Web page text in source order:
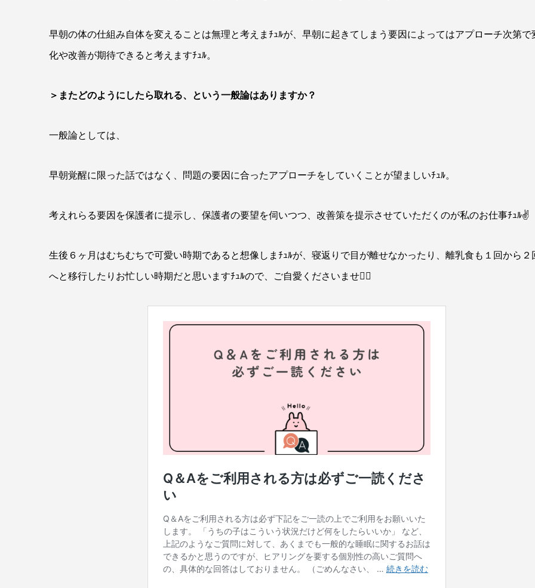
早朝の体の仕組み自体を変えることは無理と考えまﾁｭﾙが、早朝に起きてしまう要因によってはアプローチ次第で
化や改善が期待できると考えますﾁｭﾙ。
＞またどのようにしたら取れる、という一般論はありますか？
一般論としては、
早朝覚醒に限った話ではなく、問題の要因に合ったアプローチをしていくことが望ましいﾁｭﾙ。
考えれらる要因を保護者に提示し、保護者の要望を伺いつつ、改善策を提示させていただくのが私のお仕事ﾁｭﾙ✌️
生後６ヶ月はむちむちで可愛い時期であると想像しまﾁｭﾙが、寝返りで目が離せなかったり、離乳食も１回から２
へと移行したりお忙しい時期だと思いますﾁｭﾙので、ご自愛くださいませ🙇‍♀️